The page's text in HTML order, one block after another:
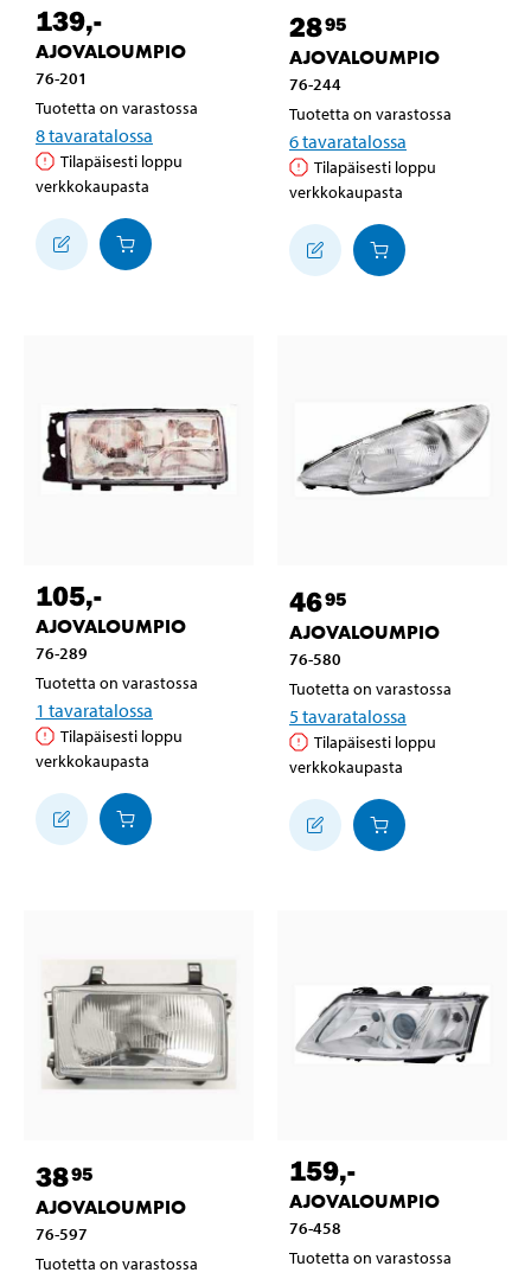
139,-
AJOVALOUMPIO
76-201
Tuotetta on varastossa
8tavaratalossa
Tilapäisesti loppu
verkkokaupasta
2895
AJOVALOUMPIO
76-244
Tuotetta on varastossa
6tavaratalossa
Tilapäisesti loppu
verkkokaupasta
105,-
AJOVALOUMPIO
76-289
Tuotetta on varastossa
1 tavaratalossa
Tilapäisesti loppu
verkkokaupasta
4695
AJOVALOUMPIO
76-580
Tuotetta on varastossa
5tavaratalossa
Tilapäisesti loppu
verkkokaupasta
3895
AJOVALOUMPIO
76-597
Tuotetta on varastossa
159,-
AJOVALOUMPIO
76-458
Tuotetta on varastossa